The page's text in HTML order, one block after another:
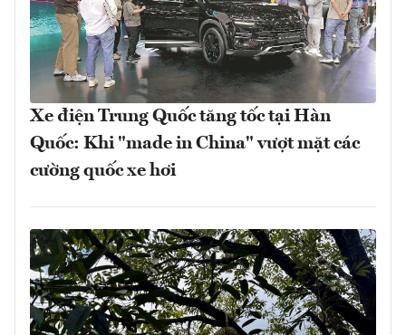
Xe điện Trung Quốc tăng tốc tại Hàn
Quốc: Khi "made in China" vượt mặt các
cường quốc xe hơi